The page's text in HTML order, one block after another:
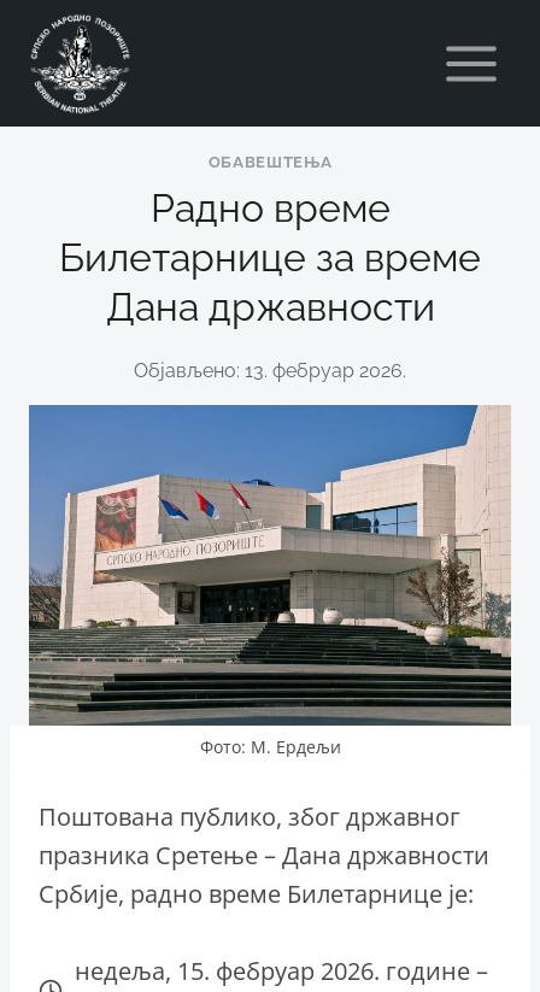
content
ОБАВЕШТЕЊА
Радно време
Билетарнице за време
Дана државности
Објављено: 13. фебруар 2026.
Фото: М. Ердељи
Поштована публико, због државног
празника Сретење – Дана државности
Србије, радно време Билетарнице је:
недеља, 15. фебруар 2026. године –